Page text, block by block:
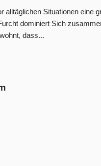
alltäglichen Situationen
dominiert Sich
dass...